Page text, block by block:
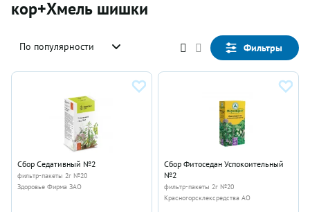
кор+Хмель шишки
По популярности Фильтры
Сбор Седативный №2
фильтр-пакеты 2г №20
Здоровье Фирма ЗАО
Сбор Фитоседан Успокоительный
№2
фильтр-пакеты 2г №20
Красногорсклексредства АО